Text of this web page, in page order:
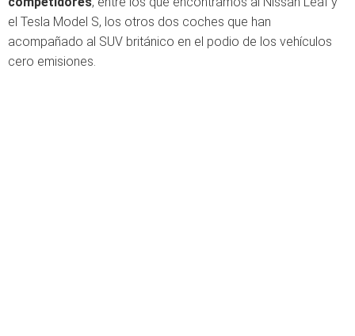
el Tesla Model S, los otros dos coches que han
acompañado al SUV británico en el podio de los vehículos
cero emisiones.